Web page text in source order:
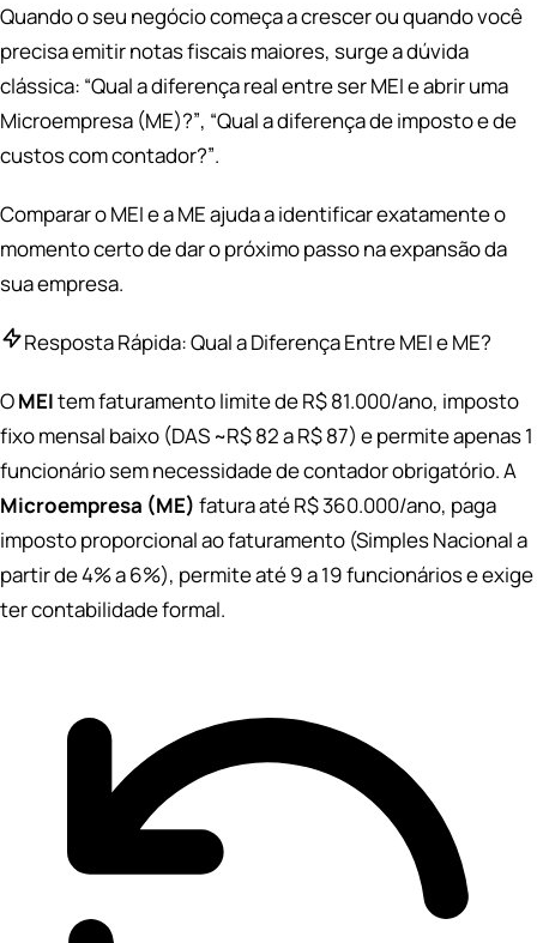
Quando o seu negócio começa a crescer ou quando você
precisa emitir notas fiscais maiores, surge a dúvida
clássica: “Qual a diferença real entre ser MEI e abrir uma
Microempresa (ME)?”, “Qual a diferença de imposto e de
custos com contador?”.
Comparar o MEI e a ME ajuda a identificar exatamente o
momento certo de dar o próximo passo na expansão da
sua empresa.
Resposta Rápida: Qual a Diferença Entre MEI e ME?
OMEItem faturamento limite de R$ 81.000/ano, imposto
fixo mensal baixo (DAS ~R$ 82 a R$ 87) e permite apenas 1
funcionário sem necessidade de contador obrigatório. A
Microempresa (ME) fatura até R$ 360.000/ano, paga
imposto proporcional ao faturamento (Simples Nacional a
partir de 4% a 6%), permite até 9 a 19 funcionários e exige
ter contabilidade formal.